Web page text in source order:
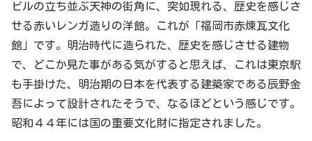
ビルの立ち並ぶ天神の街角に、突如現れる、歴史を感じさ
せる赤いレンガ造りの洋館。これが「福岡市赤煉瓦文化
館」です。明治時代に造られた、歴史を感じさせる建物
で、どこか見た事がある気がすると思えば、これは東京駅
も手掛けた、明治期の日本を代表する建築家である辰野金
吾によって設計されたそうで、なるほどという感じです。
昭和４４年には国の重要文化財に指定されました。